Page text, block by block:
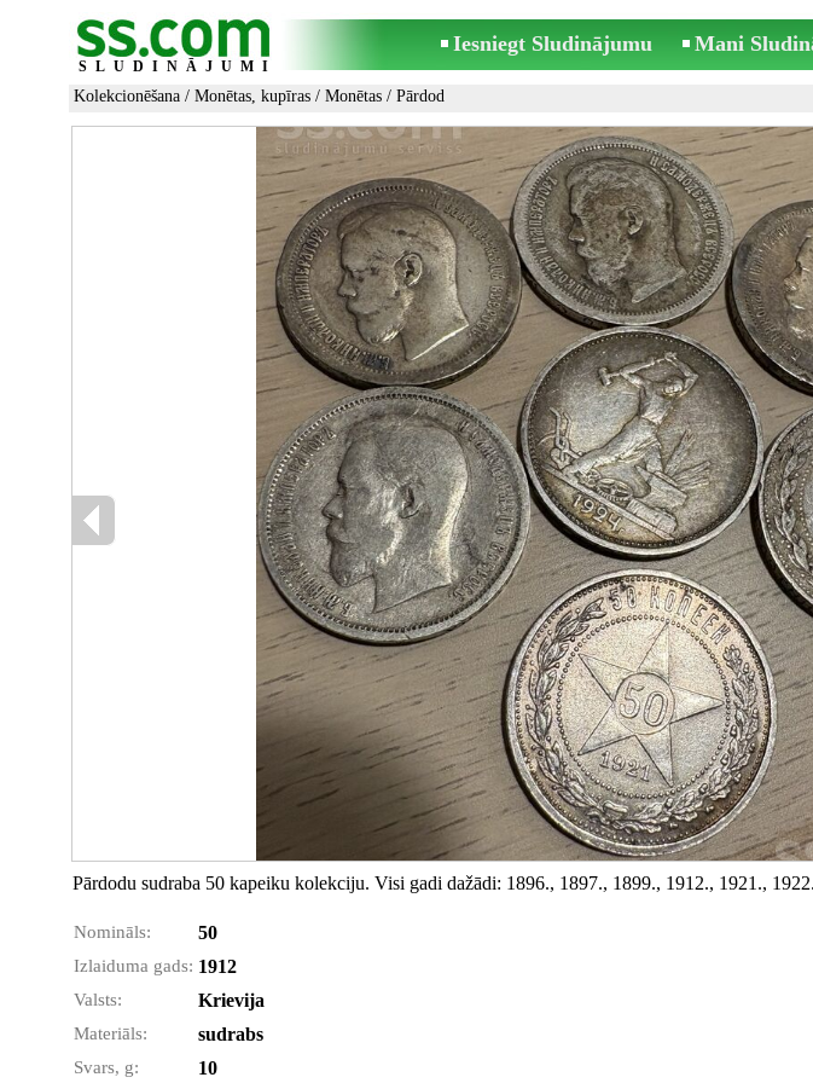
SLUDINĀJUMI
Iesniegt Sludinājumu Mani
Kolekcionēšana / Monētas, kupīras / Monētas / Pārdod
Pārdodu sudraba 50 kapeiku kolekciju. Visi gadi dažādi: 1896., 1897., 1899., 1912., 1921.,
Nomināls: 50
Izlaiduma gads: 1912
Valsts: Krievija
Materiāls: sudrabs
Svars, g: 10